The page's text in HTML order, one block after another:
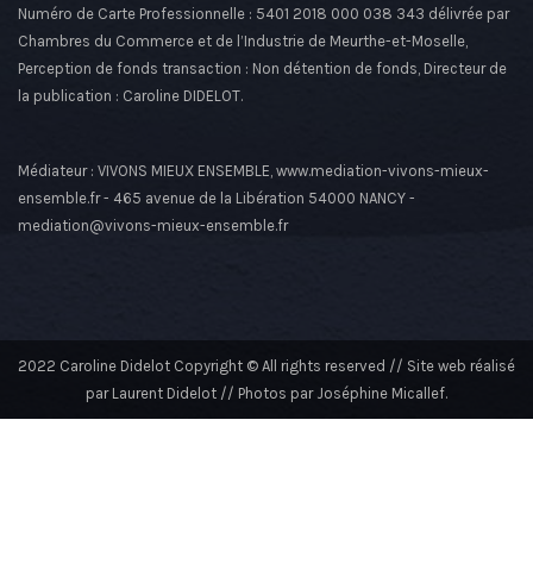
Numéro de Carte Professionnelle : 5401 2018 000 038 343 délivrée par
Chambres du Commerce et de l’Industrie de Meurthe-et-Moselle,
Perception de fonds transaction : Non détention de fonds, Directeur de
la publication : Caroline DIDELOT.
Médiateur : VIVONS MIEUX ENSEMBLE, www.mediation-vivons-mieux-
ensemble.fr - 465 avenue de la Libération 54000 NANCY -
mediation@vivons-mieux-ensemble.fr
2022 Caroline Didelot Copyright © All rights reserved // Site web réalisé
par Laurent Didelot // Photos par Joséphine Micallef.